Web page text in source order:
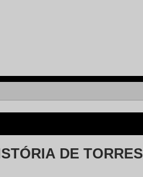
DE TORRES